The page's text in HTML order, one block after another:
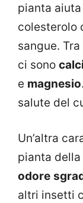
pianta
colesterolo
sangue.
ci sono
e magnesio
salute del
Un’altra
pianta
odore
altri insetti